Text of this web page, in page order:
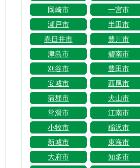
岡崎市
一宮市
瀬戸市
半田市
春日井市
豊川市
津島市
碧南市
刈谷市
豊田市
安城市
西尾市
蒲郡市
犬山市
常滑市
江南市
小牧市
稲沢市
新城市
東海市
大府市
知多市